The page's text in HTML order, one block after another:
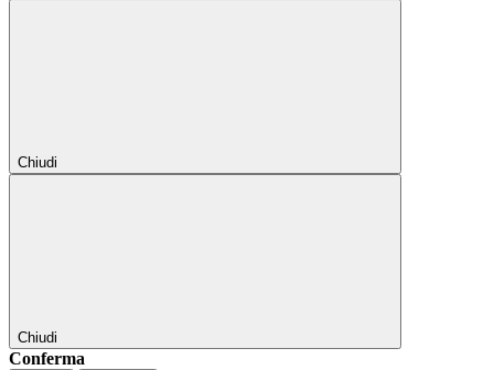
Chiudi
Chiudi
Conferma